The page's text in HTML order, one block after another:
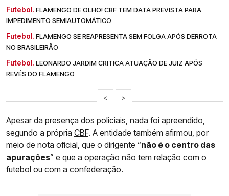
Futebol. FLAMENGO DE OLHO! CBF TEM DATA PREVISTA PARA
IMPEDIMENTO SEMIAUTOMÁTICO
Futebol. FLAMENGO SE REAPRESENTA SEM FOLGA APÓS DERROTA
NO BRASILEIRÃO
Futebol. LEONARDO JARDIM CRITICA ATUAÇÃO DE JUIZ APÓS
REVÉS DO FLAMENGO
< >
Apesar da presença dos policiais, nada foi apreendido,
segundo a própria CBF. A entidade também afirmou, por
meio de nota oficial, que o dirigente “não é o centro das
apurações” e que a operação não tem relação com o
futebol ou com a confederação.